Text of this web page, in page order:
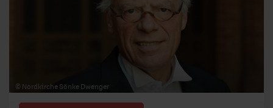
© Nordkirche Sönke Dwenger